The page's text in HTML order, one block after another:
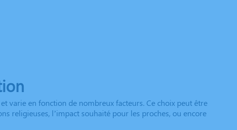
varie en fonction de nombreux facteurs. Ce choix peut être
religieuses, l’impact souhaité pour les proches, ou encore